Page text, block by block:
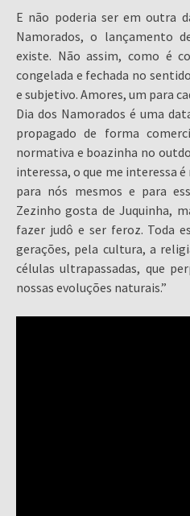
E não poderia ser em outra
Namorados, o lançamento
existe. Não assim, como é
congelada e fechada no
e subjetivo. Amores, um para
Dia dos Namorados é uma
propagado de forma
normativa e boazinha no
interessa, o que me interessa
para nós mesmos e para
Zezinho gosta de Juquinha,
fazer judô e ser feroz. Toda
gerações, pela cultura, a
células ultrapassadas, que
nossas evoluções naturais.”